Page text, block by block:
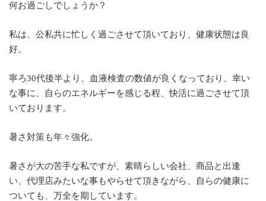
何お過ごしでしょうか？
私は、公私共に忙しく過ごさせて頂いており、健康状態は良
好。
寧ろ30代後半より、血液検査の数値が良くなっており、幸い
な事に、自らのエネルギーを感じる程、快活に過ごさせて頂
いております。
暑さ対策も年々強化。
暑さが大の苦手な私ですが、素晴らしい会社、商品と出逢
い、代理店みたいな事もやらせて頂きながら、自らの健康に
ついても、万全を期しています。